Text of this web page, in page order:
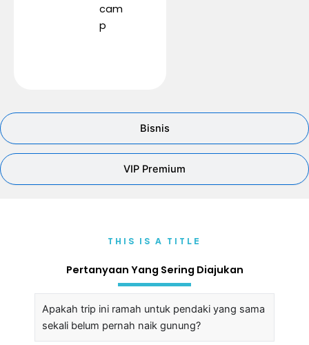
Bisnis
VIP Premium
cam
p
THIS IS A TITLE
Pertanyaan Yang Sering Diajukan
Apakah trip ini ramah untuk pendaki yang sama
sekali belum pernah naik gunung?